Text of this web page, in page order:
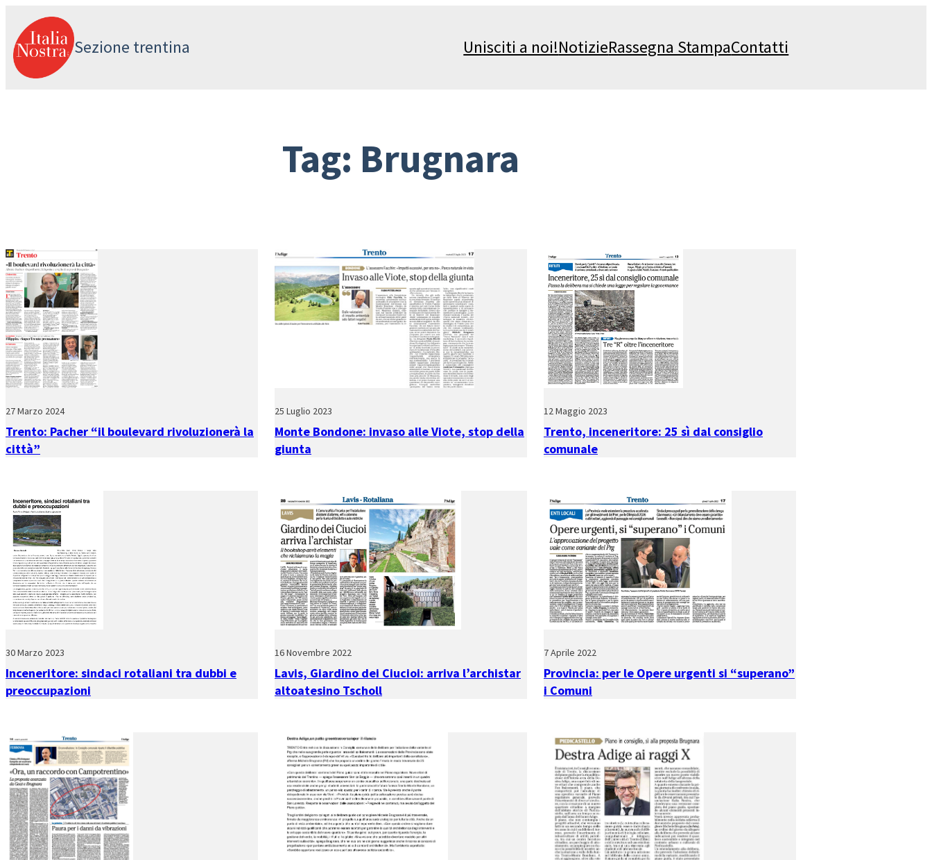
al
contenuto
Sezione trentina Unisciti a noi!NotizieRassegna StampaContatti
Tag: Brugnara
27 Marzo 2024
Trento: Pacher “il boulevard rivoluzionerà la
città”
25 Luglio 2023
Monte Bondone: invaso alle Viote, stop della
giunta
12 Maggio 2023
Trento, inceneritore: 25 sì dal consiglio
comunale
30 Marzo 2023
Inceneritore: sindaci rotaliani tra dubbi e
preoccupazioni
16 Novembre 2022
Lavis, Giardino dei Ciucioi: arriva l’archistar
altoatesino Tscholl
7 Aprile 2022
Provincia: per le Opere urgenti si “superano”
i Comuni